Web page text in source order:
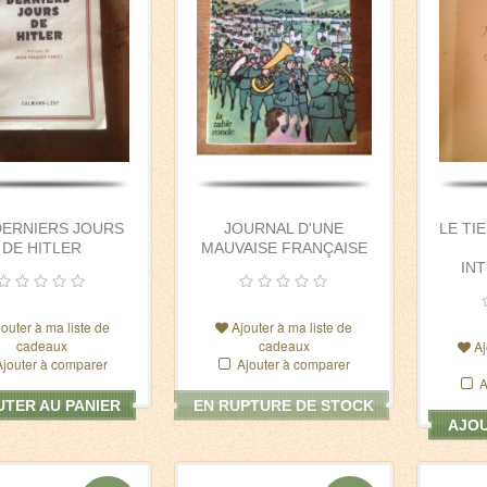
JOURS
DE HITLER
à ma liste de
cadeaux
à comparer
AU PANIER
JOURNAL D'UNE
MAUVAISE FRANÇAISE
Ajouter à ma liste de
cadeaux
Ajouter à comparer
EN RUPTURE DE STOCK
LE